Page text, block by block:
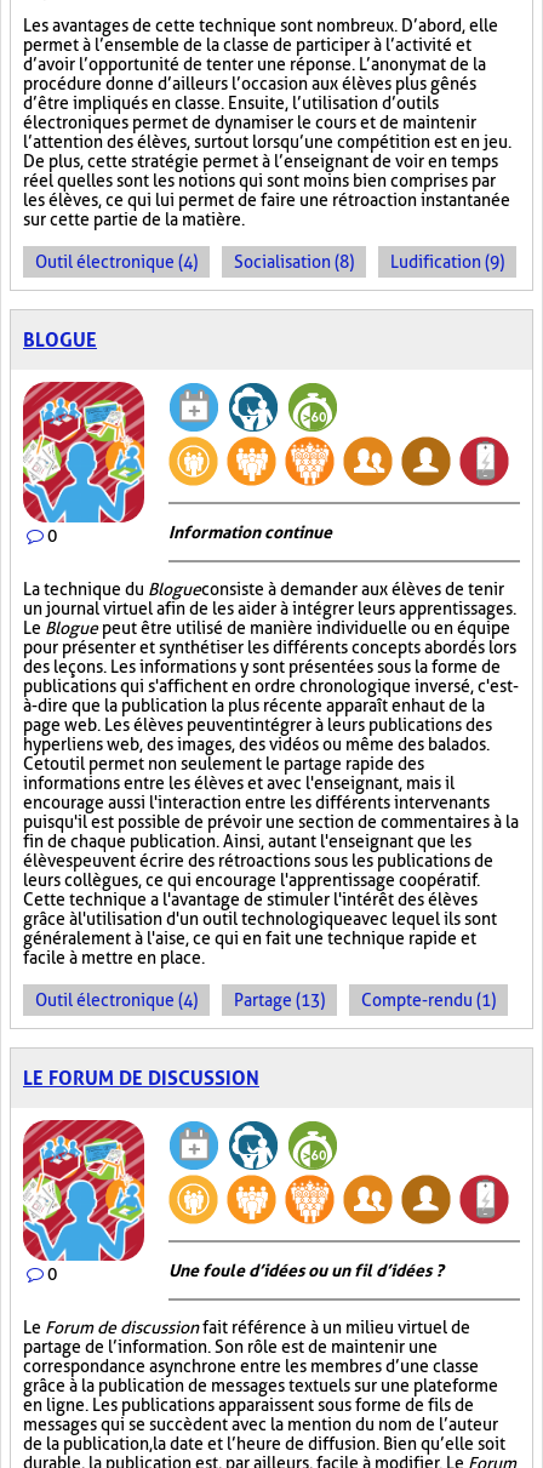
Les avantages de cette technique sont nombreux. D’abord, elle
permet à l’ensemble de la classe de participer à l’activité et
d’avoir l’opportunité de tenter une réponse. L’anonymat de la
procédure donne d’ailleurs l’occasion aux élèves plus gênés
d’être impliqués en classe. Ensuite, l’utilisation d’outils
électroniques permet de dynamiser le cours et de maintenir
l’attention des élèves, surtout lorsqu’une compétition est en jeu.
De plus, cette stratégie permet à l’enseignant de voir en temps
réel quelles sont les notions qui sont moins bien comprises par
les élèves, ce qui lui permet de faire une rétroaction instantanée
sur cette partie de la matière.
Outil électronique (4) Socialisation (8) Ludification (9)
BLOGUE
0 Information continue
La technique du Blogueconsiste à demander aux élèves de tenir
un journal virtuel afin de les aider à intégrer leurs apprentissages.
Le Bloguepeut être utilisé de manière individuelle ou en équipe
pour présenter et synthétiser les différents concepts abordés lors
des leçons. Les informations y sont présentées sous la forme de
publications qui s'affichent en ordre chronologique inversé, c'est-
à-dire que la publication la plus récente apparaît en haut de la
page web. Les élèves peuvent intégrer à leurs publications des
hyperliens web, des images, des vidéos ou même des balados.
Cet outil permet non seulement le partage rapide des
informations entre les élèves et avec l'enseignant, mais il
encourage aussi l'interaction entre les différents intervenants
puisqu'il est possible de prévoir une section de commentaires à la
fin de chaque publication. Ainsi, autant l'enseignant que les
élèves peuvent écrire des rétroactions sous les publications de
leurs collègues, ce qui encourage l'apprentissage coopératif.
Cette technique a l'avantage de stimuler l'intérêt des élèves
grâce à l'utilisation d'un outil technologique avec lequel ils sont
généralement à l'aise, ce qui en fait une technique rapide et
facile à mettre en place.
Outil électronique (4) Partage (13) Compte-rendu (1)
LE FORUM DE DISCUSSION
0 Une foule d’idées ou un fil d’idées ?
Le Forum de discussionfait référence à un milieu virtuel de
partage de l’information. Son rôle est de maintenir une
correspondance asynchrone entre les membres d’une classe
grâce à la publication de messages textuels sur une plateforme
en ligne. Les publications apparaissent sous forme de fils de
messages qui se succèdent avec la mention du nom de l’auteur
de la publication, la date et l’heure de diffusion. Bien qu’elle soit
durable, la publication est, par ailleurs, facile à modifier. Le Forum